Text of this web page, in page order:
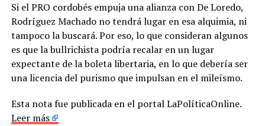
Si el PRO cordobés empuja una alianza con De Loredo,
Rodríguez Machado no tendrá lugar en esa alquimia, ni
tampoco la buscará. Por eso, lo que consideran algunos
es que la bullrichista podría recalar en un lugar
expectante de la boleta libertaria, en lo que debería ser
una licencia del purismo que impulsan en el mileísmo.
Esta nota fue publicada en el portal LaPolíticaOnline.
Leer más